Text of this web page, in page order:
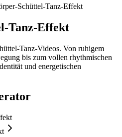
Schüttel-Tanz-Effekt
Tanz-Effekt
Tanz-Videos. Von ruhigem
bis zum vollen rhythmischen
und energetischen